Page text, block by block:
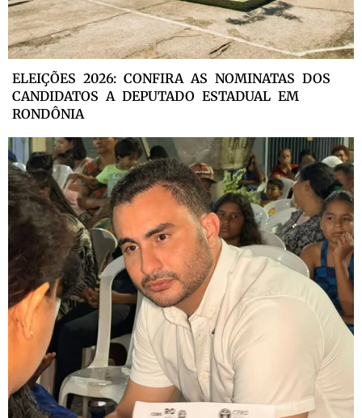
ELEIÇÕES 2026: CONFIRA AS NOMINATAS DOS
CANDIDATOS A DEPUTADO ESTADUAL EM
RONDÔNIA